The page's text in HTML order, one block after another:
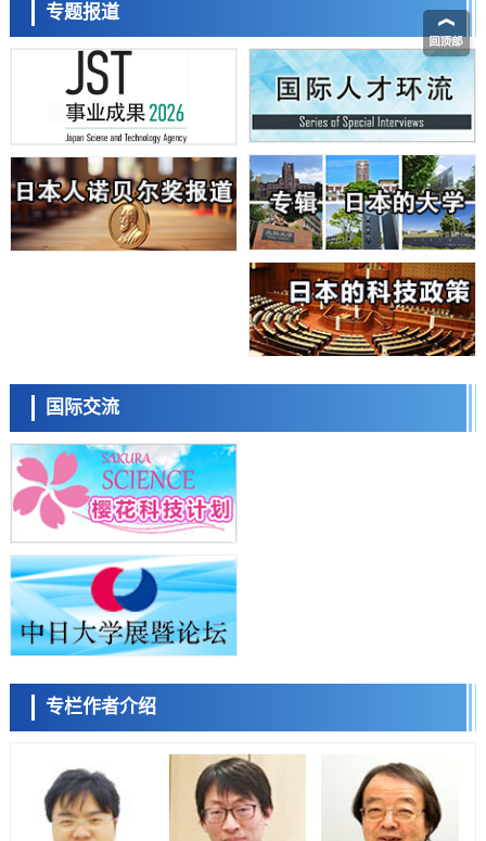
藤田医科大学等成功鉴定出非结核分枝杆菌生存的必需基因，首次揭示
该基因的必要性因菌株而异
经济・社会
【AI法下篇】如何应对AI的不可控性——中央大学平野晋教授专访
科学研究
日本学术会议：为保持土壤健康应采取哪些措施？探讨土壤保护与强化
的具体对策
科学研究
大阪大学开发基于水氢键网络的温度预测新方法，AI从分子排列信息中
高精度解读
经济・社会
【AI法上篇】如何对“将人生交给AI”保持危机感——中央大学平野晋教
庆应义塾大学阐明脑内“游击手”小胶质细胞包裹保护受损神经细胞的机
制，有望用于开发阿尔茨海默病等疾病疗法
劣化抑制机制，为提升轮胎安全性与耐久性的材料设计开辟道路
科学研究
近畿大学等发现植物染料“日本茜”的红色成分可抑制老化与炎症，有望
成为新型功能性材料
科学研究
群马大学开发针对难治性癫痫的新型基因疗法，利用超小型GAD67启动
子抑制发作
科学研究
九州大学揭示夜间眼压升高机制：两种激素波动叠加所致
科学研究
东京都产技研采用新手法开发出可稳定工作至300℃的介电材料，已验
证电容器可在汽车发动机等高温环境下工作
经济・社会
日本生成式AI使用者占比一年内翻倍，但与中美德仍有较大差距
政策
日本修订首都直下型地震紧急对策：目标为死亡人数至少减半，重点强
化火灾防控
福井大学发现细胞记忆过往并抑制反应的机制，阐明即便DNA相同反应
迥异之谜
科学研究
神户大学确认口服癌症疫苗B440单药给药的安全性，在转移性尿路上皮
专题报道
国际交流
专栏作者介绍
流员
小岩井忠道
陈小牧 李鸥 安宁